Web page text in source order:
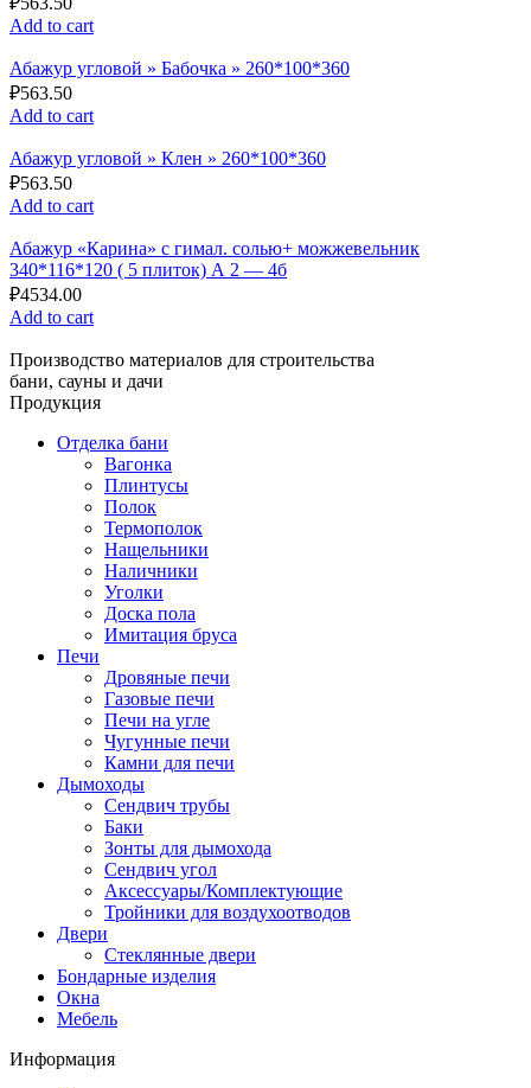
Add to cart
Абажур угловой » Бабочка » 260*100*360
₽563.50
Add to cart
Абажур угловой » Клен » 260*100*360
₽563.50
Add to cart
Абажур «Карина» с гимал. солью+ можжевельник
340*116*120 ( 5 плиток) А 2 — 4б
₽4534.00
Add to cart
Производство материалов для строительства
бани, сауны и дачи
Продукция
Отделка бани
Вагонка
Плинтусы
Полок
Термополок
Нащельники
Наличники
Уголки
Доска пола
Имитация бруса
Печи
Дровяные печи
Газовые печи
Печи на угле
Чугунные печи
Камни для печи
Дымоходы
Сендвич трубы
Баки
Зонты для дымохода
Сендвич угол
Аксессуары/Комплектующие
Тройники для воздухоотводов
Двери
Стеклянные двери
Бондарные изделия
Окна
Мебель
Информация